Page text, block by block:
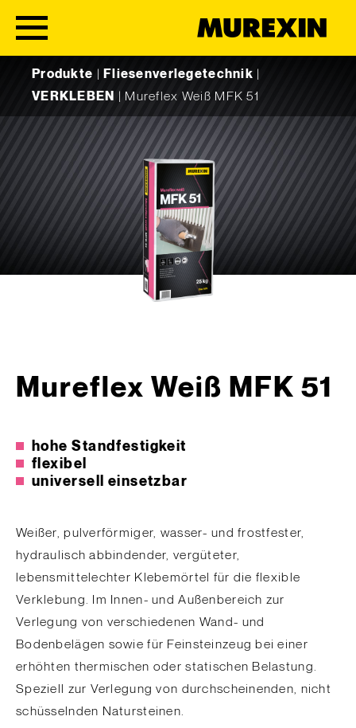
Produkte
Fliesenverlegetechnik
VERKLEBEN
Mureflex Weiß MFK 51
Mureflex Weiß MFK 51
hohe Standfestigkeit
flexibel
universell einsetzbar
Weißer, pulverförmiger, wasser- und frostfester,
hydraulisch abbindender, vergüteter,
lebensmittelechter Klebemörtel für die flexible
Verklebung. Im Innen- und Außenbereich zur
Verlegung von verschiedenen Wand- und
Bodenbelägen sowie für Feinsteinzeug bei einer
erhöhten thermischen oder statischen Belastung.
Speziell zur Verlegung von durchscheinenden, nicht
schüsselnden Natursteinen.